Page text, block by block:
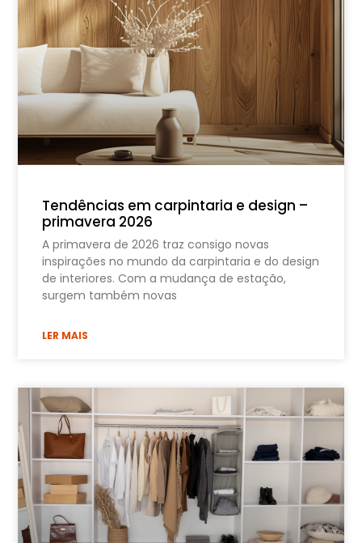
Tendências em carpintaria e design –
primavera 2026
A primavera de 2026 traz consigo novas
inspirações no mundo da carpintaria e do design
de interiores. Com a mudança de estação,
surgem também novas
LER MAIS